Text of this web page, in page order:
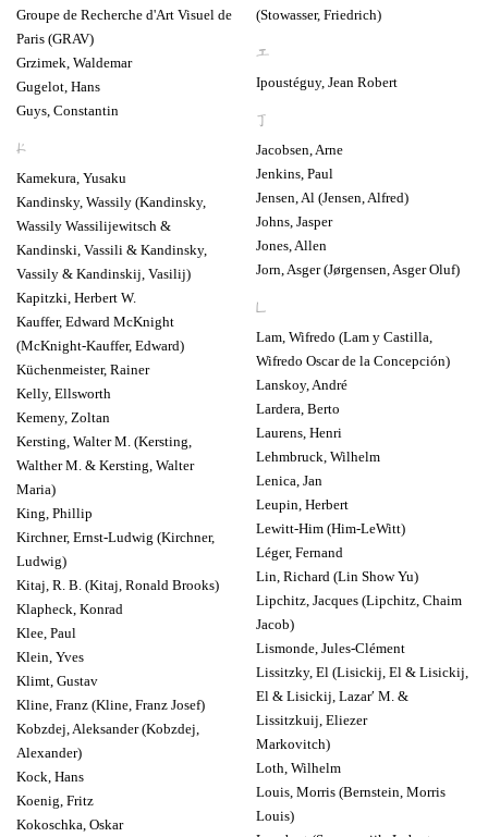
Groupe de Recherche d'Art Visuel de
Paris (GRAV)
Grzimek, Waldemar
Gugelot, Hans
Guys, Constantin
(Stowasser, Friedrich)
I
Ipoustéguy, Jean Robert
J
Jacobsen, Arne
Jenkins, Paul
Jensen, Al (Jensen, Alfred)
Johns, Jasper
Jones, Allen
Jorn, Asger (Jørgensen, Asger Oluf)
K
Kamekura, Yusaku
Kandinsky, Wassily (Kandinsky,
Wassily Wassilijewitsch &
Kandinski, Vassili & Kandinsky,
Vassily & Kandinskij, Vasilij)
Kapitzki, Herbert W.
Kauffer, Edward McKnight
(McKnight-Kauffer, Edward)
Küchenmeister, Rainer
Kelly, Ellsworth
Kemeny, Zoltan
Kersting, Walter M. (Kersting,
Walther M. & Kersting, Walter
Maria)
King, Phillip
Kirchner, Ernst-Ludwig (Kirchner,
Ludwig)
Kitaj, R. B. (Kitaj, Ronald Brooks)
Klapheck, Konrad
Klee, Paul
Klein, Yves
Klimt, Gustav
Kline, Franz (Kline, Franz Josef)
Kobzdej, Aleksander (Kobzdej,
Alexander)
Kock, Hans
Koenig, Fritz
Kokoschka, Oskar
L
Lam, Wifredo (Lam y Castilla,
Wifredo Oscar de la Concepción)
Lanskoy, André
Lardera, Berto
Laurens, Henri
Lehmbruck, Wilhelm
Lenica, Jan
Leupin, Herbert
Lewitt-Him (Him-LeWitt)
Léger, Fernand
Lin, Richard (Lin Show Yu)
Lipchitz, Jacques (Lipchitz, Chaim
Jacob)
Lismonde, Jules-Clément
Lissitzky, El (Lisickij, El & Lisickij,
El & Lisickij, Lazarʹ M. &
Lissitzkuij, Eliezer
Markovitch)
Loth, Wilhelm
Louis, Morris (Bernstein, Morris
Louis)